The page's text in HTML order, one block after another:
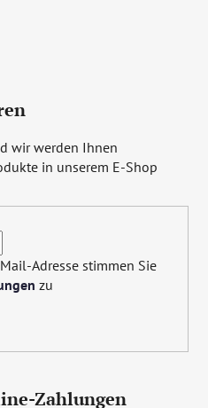
wir werden Ihnen
in unserem E-Shop
Adresse stimmen Sie
zu
Zahlungen